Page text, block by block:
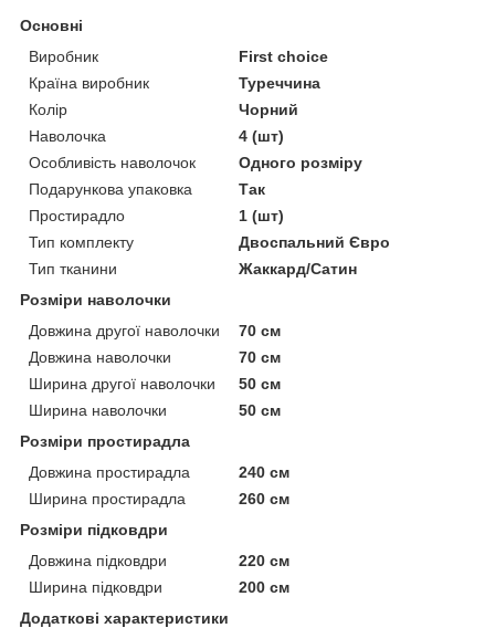
Основні
Виробник
First choice
Країна виробник
Туреччина
Колір
Чорний
Наволочка
4 (шт)
Особливість наволочок
Одного розміру
Подарункова упаковка
Так
Простирадло
1 (шт)
Тип комплекту
Двоспальний Євро
Тип тканини
Жаккард/Сатин
Розміри наволочки
Довжина другої наволочки
70 см
Довжина наволочки
70 см
Ширина другої наволочки
50 см
Ширина наволочки
50 см
Розміри простирадла
Довжина простирадла
240 см
Ширина простирадла
260 см
Розміри підковдри
Довжина підковдри
220 см
Ширина підковдри
200 см
Додаткові характеристики